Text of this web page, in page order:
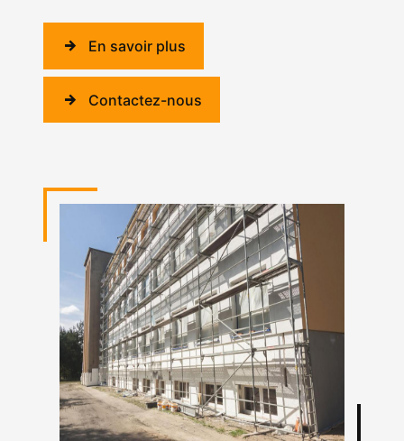
En savoir plus
Contactez-nous